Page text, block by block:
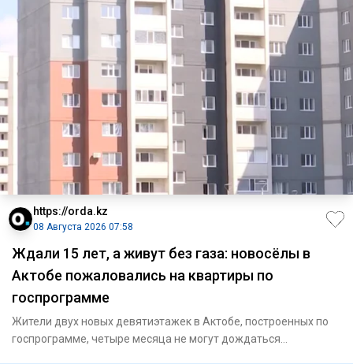
https://orda.kz
08 Августа 2026 07:58
Ждали 15 лет, а живут без газа: новосёлы в
Актобе пожаловались на квартиры по
госпрограмме
Жители двух новых девятиэтажек в Актобе, построенных по
госпрограмме, четыре месяца не могут дождаться